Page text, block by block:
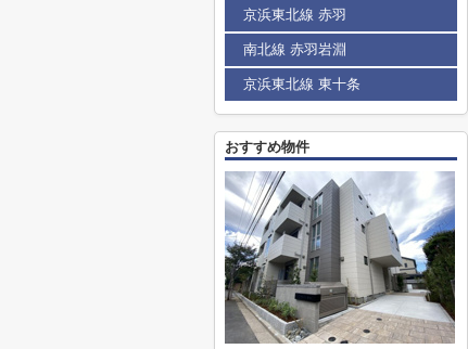
京浜東北線 赤羽
南北線 赤羽岩淵
京浜東北線 東十条
おすすめ物件